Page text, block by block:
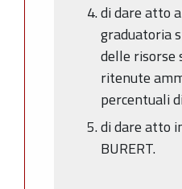
di dare atto
graduatoria
delle risorse
ritenute
percentuali
di dare atto
BURERT.